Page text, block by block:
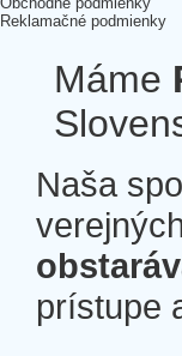
Reklamačné podmienky
Máme
Naša
prístupe